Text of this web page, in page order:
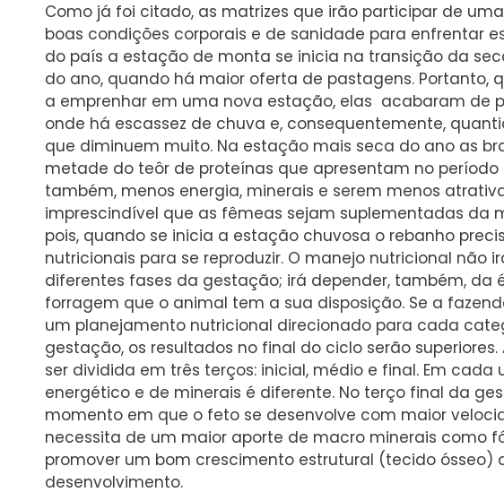
Como já foi citado, as matrizes que irão participar de
boas condições corporais e de sanidade para enfrentar
do país a estação de monta se inicia na transição da
do ano, quando há maior oferta de pastagens. Portanto,
a emprenhar em uma nova estação, elas acabaram de
onde há escassez de chuva e, consequentemente,
que diminuem muito. Na estação mais seca do ano as
metade do teôr de proteínas que apresentam no período
também, menos energia, minerais e serem menos
imprescindível que as fêmeas sejam suplementadas da
pois, quando se inicia a estação chuvosa o rebanho
nutricionais para se reproduzir. O manejo nutricional não
diferentes fases da gestação; irá depender, também, da
forragem que o animal tem a sua disposição. Se a
um planejamento nutricional direcionado para cada
gestação, os resultados no final do ciclo serão
ser dividida em três terços: inicial, médio e final. Em
energético e de minerais é diferente. No terço final da
momento em que o feto se desenvolve com maior
necessita de um maior aporte de macro minerais como
promover um bom crescimento estrutural (tecido ósseo)
desenvolvimento.